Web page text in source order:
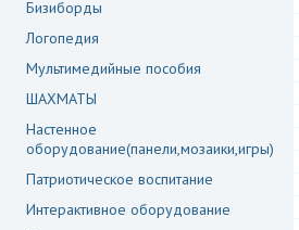
Бизиборды
Логопедия
Мультимедийные пособия
ШАХМАТЫ
Настенное
оборудование(панели,мозаики,игры)
Патриотическое воспитание
Интерактивное оборудование